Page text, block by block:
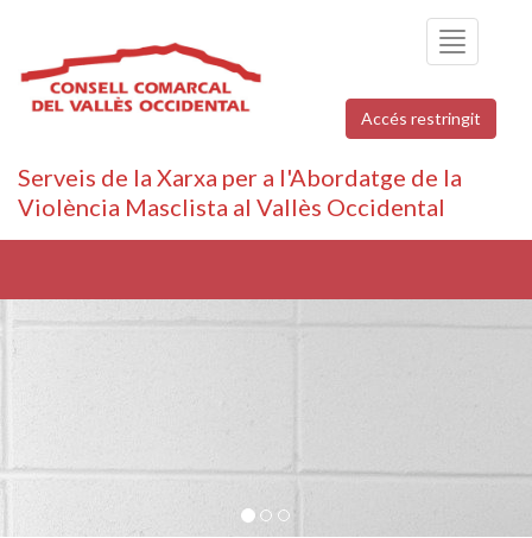
Toggle
navigation
Accés restringit
Serveis de la Xarxa per a l'Abordatge de la
Violència Masclista al Vallès Occidental